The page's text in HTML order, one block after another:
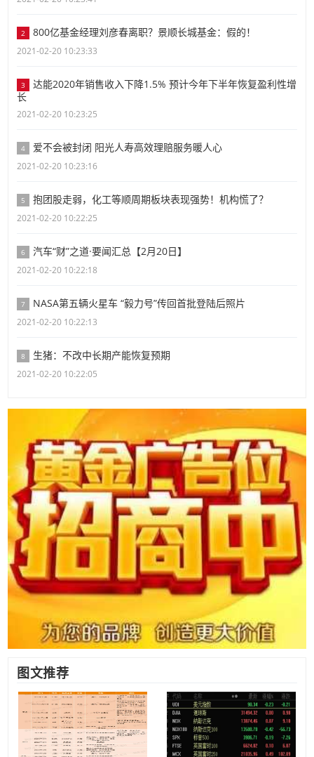
2 800亿基金经理刘彦春离职？景顺长城基金：假的！
2021-02-20 10:23:33
3
达能2020年销售收入下降1.5% 预计今年下半年恢复盈利性增
长
2021-02-20 10:23:25
4 爱不会被封闭 阳光人寿高效理赔服务暖人心
2021-02-20 10:23:16
5 抱团股走弱，化工等顺周期板块表现强势！机构慌了？
2021-02-20 10:22:25
6 汽车“财”之道·要闻汇总【2月20日】
2021-02-20 10:22:18
7 NASA第五辆火星车 “毅力号”传回首批登陆后照片
2021-02-20 10:22:13
8 生猪：不改中长期产能恢复预期
2021-02-20 10:22:05
图文推荐